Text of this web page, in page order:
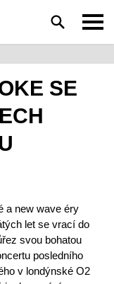
HLEDAT
SE
a new wave éry
let se vrací do
svou bohatou
posledního
v londýnské O2